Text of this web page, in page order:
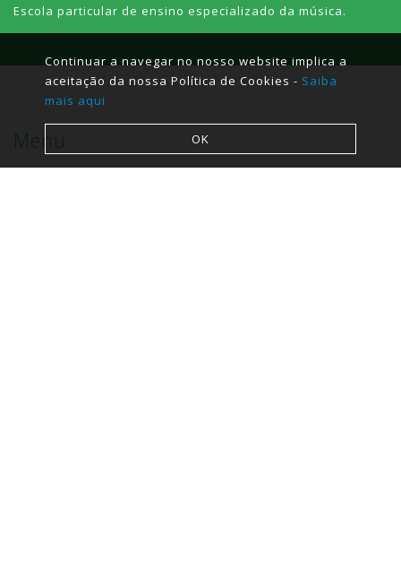
Escola particular de ensino especializado da música.
Menu
Continuar a navegar no nosso website implica a
aceitação da nossa Política de Cookies - Saiba
mais aqui
OK